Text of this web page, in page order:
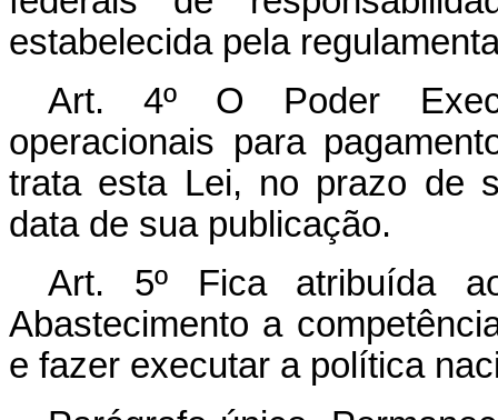
estabelecida pela
Art. 4º O Poder
operacionais para
trata esta Lei, no prazo de
data de sua publicação.
Art. 5º Fica atribuída
Abastecimento a
e fazer executar a política